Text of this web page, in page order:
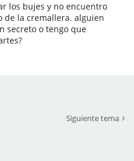
los bujes y no encuentro
de la cremallera. alguien
secreto o tengo que
Siguiente tema